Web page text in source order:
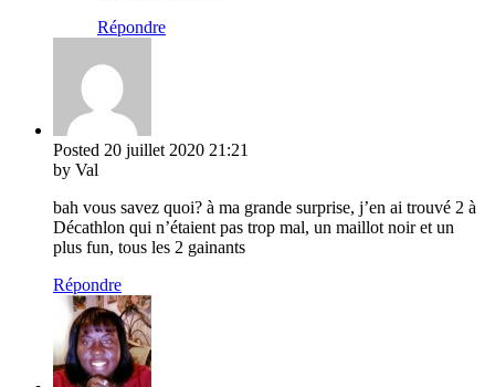
Répondre
Posted 20 juillet 2020 21:21
by Val
bah vous savez quoi? à ma grande surprise, j’en ai trouvé 2 à
Décathlon qui n’étaient pas trop mal, un maillot noir et un
plus fun, tous les 2 gainants
Répondre